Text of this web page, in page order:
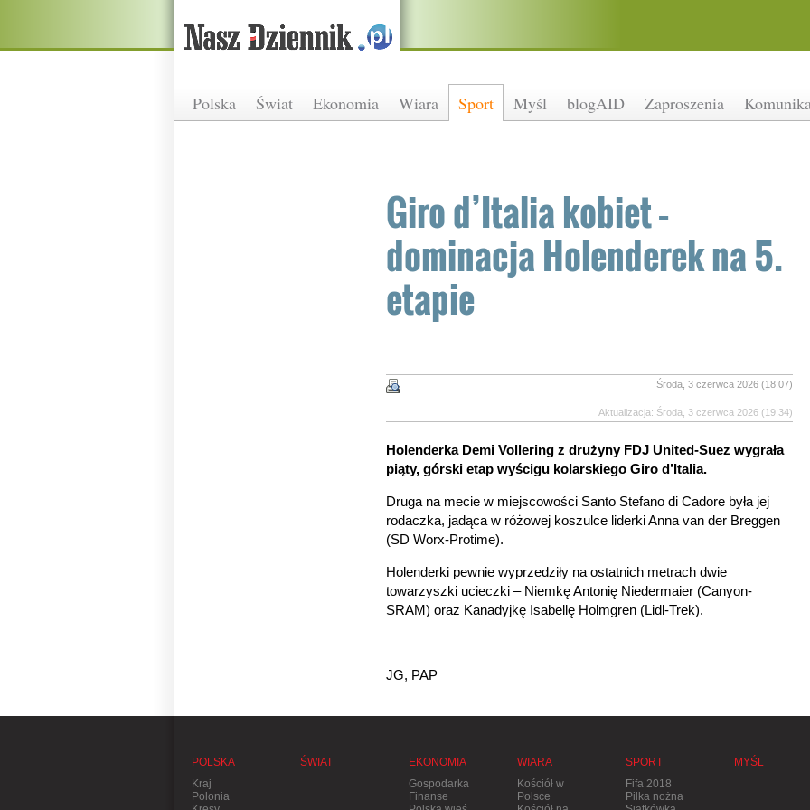
Polska Świat Ekonomia Wiara Sport Myśl blogAID Zaproszenia
Giro d’Italia kobiet –
dominacja Holenderek na 5.
etapie
Środa, 3 czerwca 2026 (18:07)
Aktualizacja: Środa, 3 czerwca 2026 (19:34)
Holenderka Demi Vollering z drużyny FDJ United-Suez wygrała
piąty, górski etap wyścigu kolarskiego Giro d’Italia.
Druga na mecie w miejscowości Santo Stefano di Cadore była jej
rodaczka, jadąca w różowej koszulce liderki Anna van der Breggen
(SD Worx-Protime).
Holenderki pewnie wyprzedziły na ostatnich metrach dwie
towarzyszki ucieczki – Niemkę Antonię Niedermaier (Canyon-
SRAM) oraz Kanadyjkę Isabellę Holmgren (Lidl-Trek).
JG, PAP
POLSKA
Kraj
Polonia
ŚWIAT
EKONOMIA
Gospodarka
Finanse
WIARA
Kościół w
Polsce
SPORT
Fifa 2018
Piłka nożna
MYŚL